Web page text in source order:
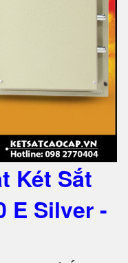
Két Sắt
E Silver -